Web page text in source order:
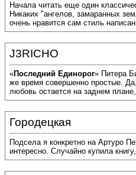
Начала читать еще один
Никаких "ангелов, замаранных
очень нравится сам стиль
J3RICHO
«Последний Единорог» Питера
же время совершенно простые.
любовь остается на заднем
Городецкая
Подсела я конкретно на Артуро
интересно. Случайно купила